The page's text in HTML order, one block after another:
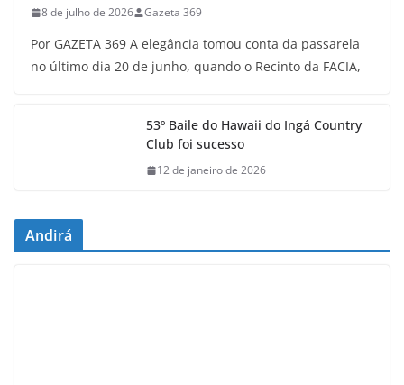
8 de julho de 2026 Gazeta 369
Por GAZETA 369 A elegância tomou conta da passarela
no último dia 20 de junho, quando o Recinto da FACIA,
53º Baile do Hawaii do Ingá Country
Club foi sucesso
12 de janeiro de 2026
Andirá